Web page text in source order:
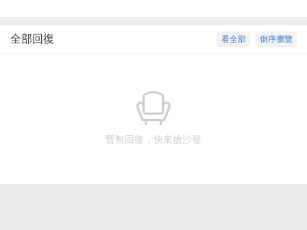
倒序瀏覽
看全部
全部回復
暫無回復，快來搶沙發